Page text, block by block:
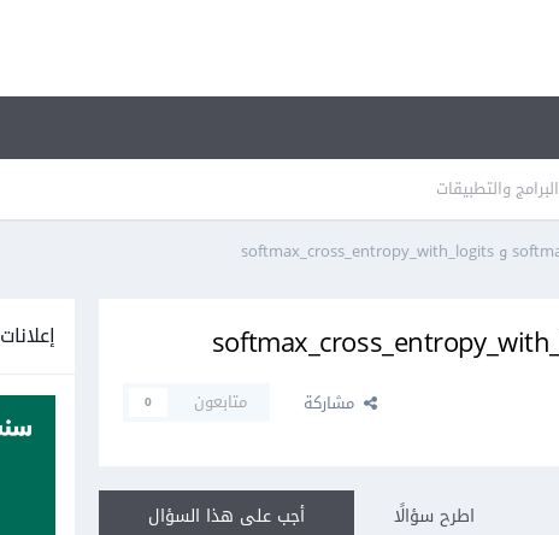
البرامج والتطبيقات
مشاركة متابعون 0
أجب على هذا السؤال اطرح سؤالًا
إعلانات